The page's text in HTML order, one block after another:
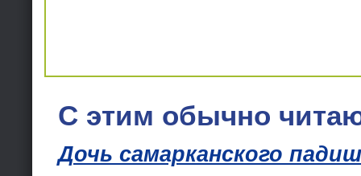
С этим обычно
Дочь самарканского